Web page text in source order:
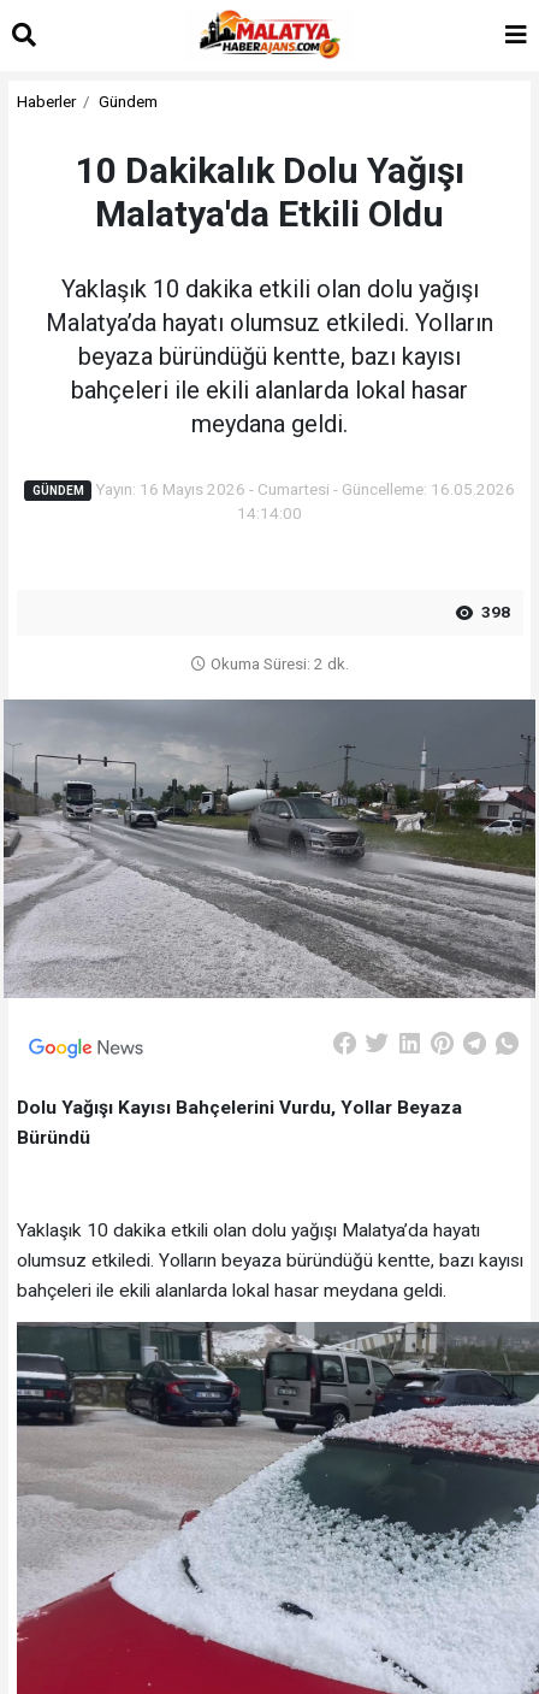
Haberler Gündem
10 Dakikalık Dolu Yağışı
Malatya'da Etkili Oldu
Yaklaşık 10 dakika etkili olan dolu yağışı
Malatya’da hayatı olumsuz etkiledi. Yolların
beyaza büründüğü kentte, bazı kayısı
bahçeleri ile ekili alanlarda lokal hasar
meydana geldi.
GÜNDEM
Yayın: 16 Mayıs 2026 - Cumartesi - Güncelleme: 16.05.2026
14:14:00
398
Okuma Süresi: 2 dk.
Dolu Yağışı Kayısı Bahçelerini Vurdu, Yollar Beyaza
Büründü
Yaklaşık 10 dakika etkili olan dolu yağışı Malatya’da hayatı
olumsuz etkiledi. Yolların beyaza büründüğü kentte, bazı kayısı
bahçeleri ile ekili alanlarda lokal hasar meydana geldi.